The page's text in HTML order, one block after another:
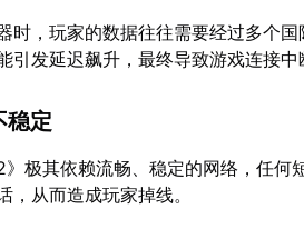
时，玩家的数据往往需要经过多个
引发延迟飙升，最终导致游戏连接中
稳定
极其依赖流畅、稳定的网络，任何
，从而造成玩家掉线。